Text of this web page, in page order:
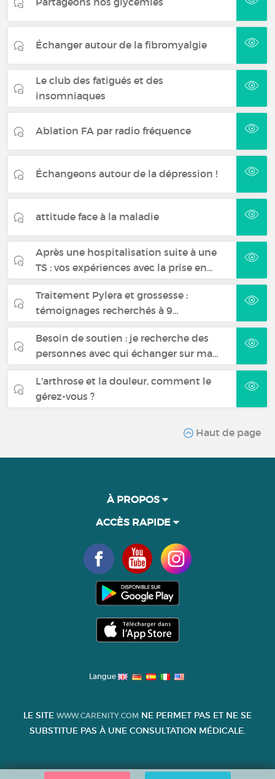
Échanger autour de la fibromyalgie
Le club des fatigués et des
insomniaques
Ablation FA par radio fréquence
Échangeons autour de la dépression !
attitude face à la maladie
Après une hospitalisation suite à une
TS : vos expériences avec la prise en…
Traitement Pylera et grossesse :
témoignages recherchés à 9…
Besoin de soutien : je recherche des
personnes avec qui échanger sur ma…
L'arthrose et la douleur, comment le
gérez-vous ?
Haut de page
À PROPOS
ACCÈS RAPIDE
Langue
LE SITE WWW.CARENITY.COM NE PERMET PAS ET NE SE
SUBSTITUE PAS À UNE CONSULTATION MÉDICALE.